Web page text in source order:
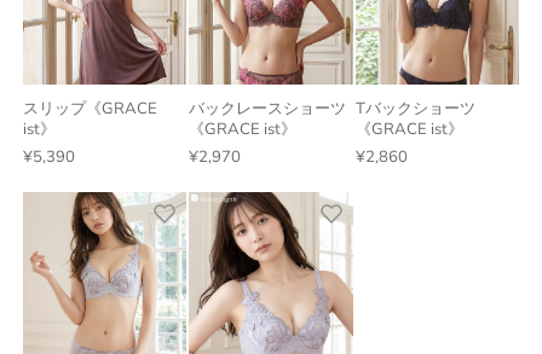
スリップ《GRACE
ist》
¥5,390
バックレースショーツ
《GRACE ist》
¥2,970
Tバックショーツ
《GRACE ist》
¥2,860